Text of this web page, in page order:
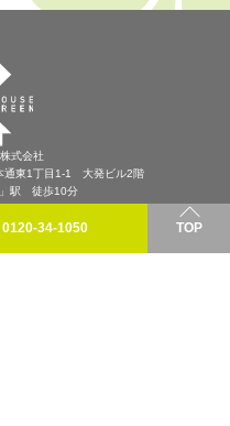
0120-34-1050 TOP
式会社
通東1丁目1-1 大発ビル2階
」駅 徒歩10分